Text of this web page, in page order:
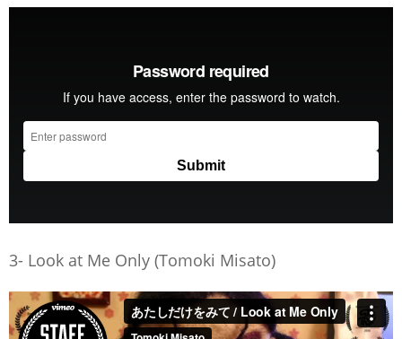
3- Look at Me Only (Tomoki Misato)